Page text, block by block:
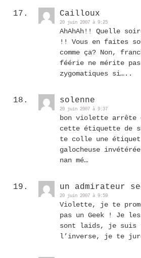
Cailloux
20 juin 2007 à 9:25
AhAhAh!! Quelle
!! Vous en faites
comme ça? Non,
féérie ne mérite
zygomatiques si…..
solenne
20 juin 2007 à 9:37
bon violette arrête
cette étiquette de
te colle une
galocheuse
nan mé…
un admirateur
20 juin 2007 à 9:59
Violette, je te
pas un Geek ! Je
sont laids, je suis
l’inverse, je te